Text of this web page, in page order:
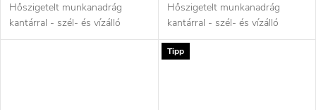
Hőszigetelt munkanadrág
kantárral - szél- és vízálló
Hőszigetelt munkanadrág
kantárral - szél- és vízálló
Tipp